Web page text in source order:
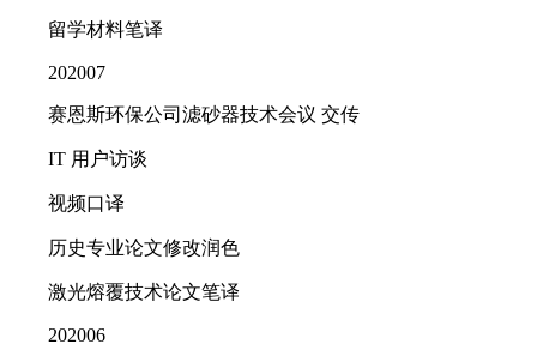
留学材料笔译
202007
赛恩斯环保公司滤砂器技术会议 交传
IT 用户访谈
视频口译
历史专业论文修改润色
激光熔覆技术论文笔译
202006